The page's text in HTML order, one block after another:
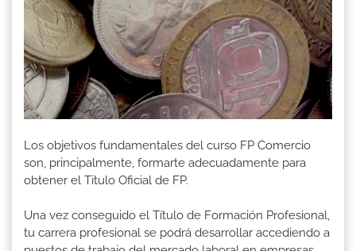
Los objetivos fundamentales del curso FP Comercio
son, principalmente, formarte adecuadamente para
obtener el Titulo Oficial de FP.
Una vez conseguido el Título de Formación Profesional,
tu carrera profesional se podrá desarrollar accediendo a